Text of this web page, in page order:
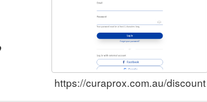
https://curaprox.com.au/discount